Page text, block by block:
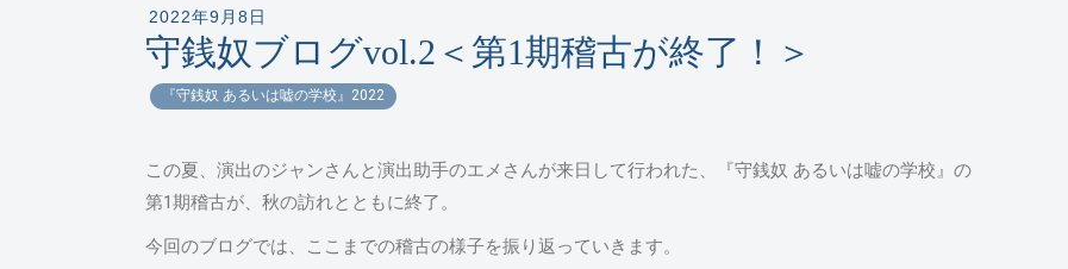
2022年9月8日
守銭奴ブログvol.2＜第1期稽古が終了！＞
『守銭奴 あるいは嘘の学校』2022
この夏、演出のジャンさんと演出助手のエメさんが来日して行われた、『守銭奴 あるいは嘘の学校』の
第1期稽古が、秋の訪れとともに終了。
今回のブログでは、ここまでの稽古の様子を振り返っていきます。